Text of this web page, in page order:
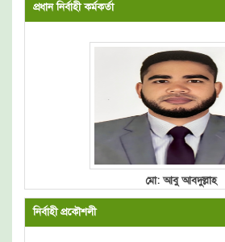
প্রধান নির্বাহী কর্মকর্তা
মো: আবু আবদুল্লাহ
নির্বাহী প্রকৌশলী